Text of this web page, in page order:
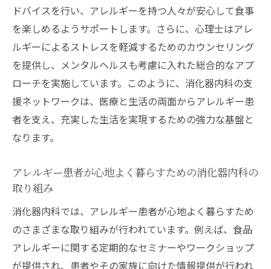
ドバイスを行い、アレルギーを持つ人々が安心して食事
を楽しめるようサポートします。さらに、心理士はアレ
ルギーによるストレスを軽減するためのカウンセリング
を提供し、メンタルヘルスも考慮に入れた総合的なアプ
ローチを実施しています。このように、消化器内科の支
援ネットワークは、医療と生活の両面からアレルギー患
者を支え、充実した生活を実現するための強力な基盤と
なります。
アレルギー患者が心地よく暮らすための消化器内科の
取り組み
消化器内科では、アレルギー患者が心地よく暮らすため
のさまざまな取り組みが行われています。例えば、食品
アレルギーに関する定期的なセミナーやワークショップ
が提供され、患者やその家族に向けた情報提供が行われ